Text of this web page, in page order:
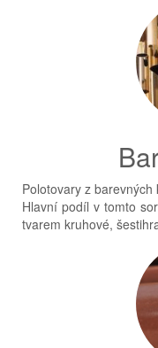
Polotovary z
Hlavní podíl v tomto
tvarem kruhové,